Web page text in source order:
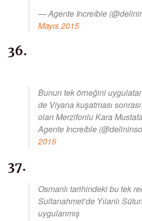
— Agente Increíble
Mayıs 2015
36.
Bunun tek örneğini
de Viyana kuşatması
olan Merzifonlu Kara
Agente Increíble
2015
37.
Osmanlı tarihindeki bu tek
Sultanahmet’de Yılanlı
uygulanmış